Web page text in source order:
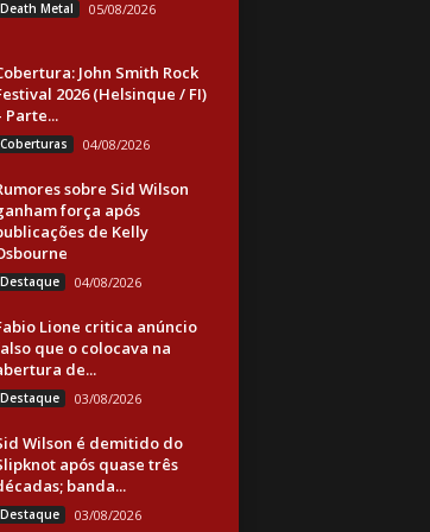
Death Metal 05/08/2026
John Smith Rock
2026 (Helsinque / FI)
Parte...
Coberturas 04/08/2026
sobre Sid Wilson
força após
de Kelly
Destaque 04/08/2026
Lione critica anúncio
que o colocava na
de...
Destaque 03/08/2026
Wilson é demitido do
após quase três
banda...
Destaque 03/08/2026